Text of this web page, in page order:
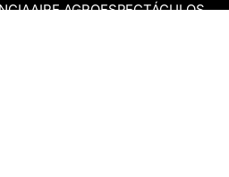
AIRE AGROESPECTÁCULOS